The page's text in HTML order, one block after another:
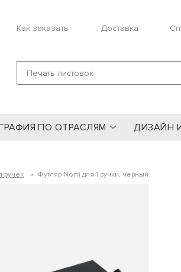
Как заказать Доставка
ПО ОТРАСЛЯМ ДИЗАЙН
ручек » Футляр Nomi для 1 ручки, черный